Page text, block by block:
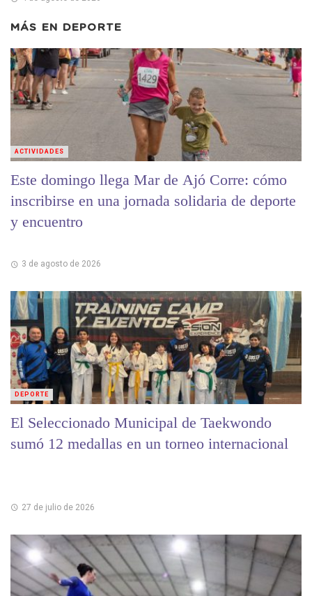
MÁS EN DEPORTE
Este domingo llega Mar de Ajó Corre: cómo
inscribirse en una jornada solidaria de deporte
y encuentro
3 de agosto de 2026
ACTIVIDADES
El Seleccionado Municipal de Taekwondo
sumó 12 medallas en un torneo internacional
27 de julio de 2026
DEPORTE